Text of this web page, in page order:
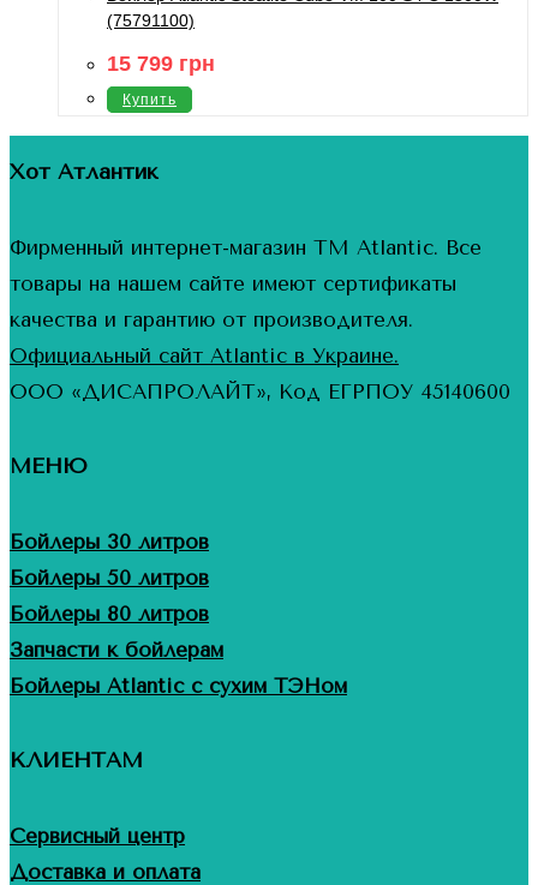
(75791100)
15 799 грн
Купить
Хот Атлантик
Фирменный интернет-магазин ТМ Atlantic. Все
товары на нашем сайте имеют сертификаты
качества и гарантию от производителя.
Официальный сайт Atlantic в Украине.
ООО «ДИСАПРОЛАЙТ», Код ЕГРПОУ 45140600
МЕНЮ
Бойлеры 30 литров
Бойлеры 50 литров
Бойлеры 80 литров
Запчасти к бойлерам
Бойлеры Atlantic с сухим ТЭНом
КЛИЕНТАМ
Сервисный центр
Доставка и оплата